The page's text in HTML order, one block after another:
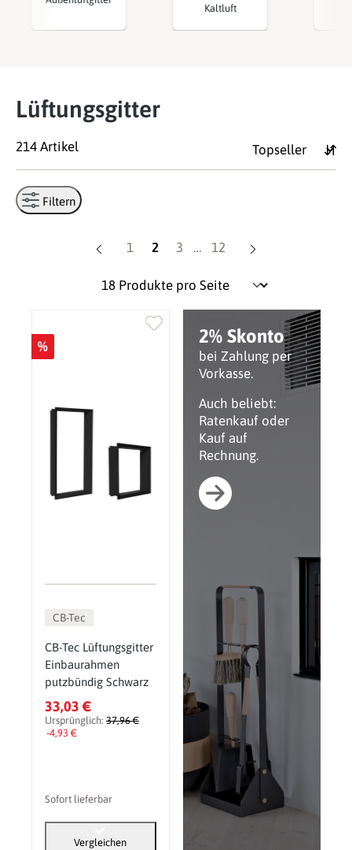
Kaltluft
Lüftungsgitter
214 Artikel
Filtern
Seite
1 Seite
2 Seite
3 … Seite
12
2% Skonto
bei Zahlung per
Vorkasse.
Auch beliebt:
Ratenkauf oder
Kauf auf
Rechnung.
%
CB-Tec
CB-Tec Lüftungsgitter
Einbaurahmen
putzbündig Schwarz
33,03 €
Ursprünglich: 37,96 €
-4,93 €
Sofort lieferbar
Vergleichen